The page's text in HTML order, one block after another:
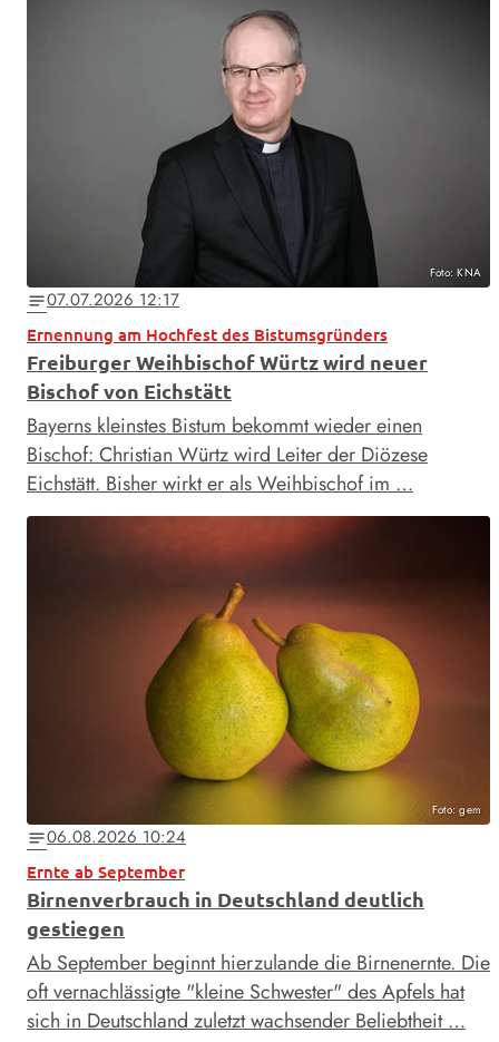
Foto: KNA
notes07.07.2026 12:17
Ernennung am Hochfest des Bistumsgründers
Freiburger Weihbischof Würtz wird neuer
Bischof von Eichstätt
Bayerns kleinstes Bistum bekommt wieder einen
Bischof: Christian Würtz wird Leiter der Diözese
Eichstätt. Bisher wirkt er als Weihbischof im …
Foto: gem
notes06.08.2026 10:24
Ernte ab September
Birnenverbrauch in Deutschland deutlich
gestiegen
Ab September beginnt hierzulande die Birnenernte. Die
oft vernachlässigte "kleine Schwester" des Apfels hat
sich in Deutschland zuletzt wachsender Beliebtheit …